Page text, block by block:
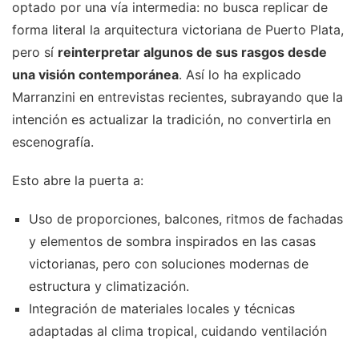
optado por una vía intermedia: no busca replicar de
forma literal la arquitectura victoriana de Puerto Plata,
pero sí reinterpretar algunos de sus rasgos desde
una visión contemporánea. Así lo ha explicado
Marranzini en entrevistas recientes, subrayando que la
intención es actualizar la tradición, no convertirla en
escenografía.
Esto abre la puerta a:
Uso de proporciones, balcones, ritmos de fachadas
y elementos de sombra inspirados en las casas
victorianas, pero con soluciones modernas de
estructura y climatización.
Integración de materiales locales y técnicas
adaptadas al clima tropical, cuidando ventilación